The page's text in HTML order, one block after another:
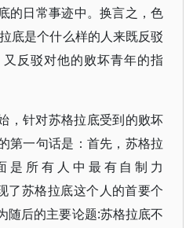
的日常事迹中。换言之，色
底是个什么样的人来既反驳
反驳对他的败坏青年的指
，针对苏格拉底受到的败坏
第一句话是：首先，苏格拉
是所有人中最有自制力
苏格拉底这个人的首要个
随后的主要论题:苏格拉底不